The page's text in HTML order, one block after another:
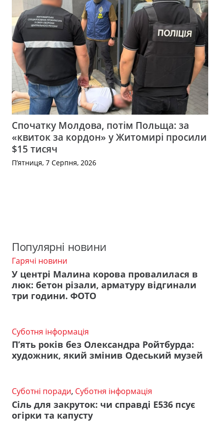
Спочатку Молдова, потім Польща: за
«квиток за кордон» у Житомирі просили
$15 тисяч
П’ятниця, 7 Серпня, 2026
Популярні новини
Гарячі новини
У центрі Малина корова провалилася в
люк: бетон різали, арматуру відгинали
три години. ФОТО
Суботня інформація
П’ять років без Олександра Ройтбурда:
художник, який змінив Одеський музей
Суботні поради, Суботня інформація
Сіль для закруток: чи справді Е536 псує
огірки та капусту